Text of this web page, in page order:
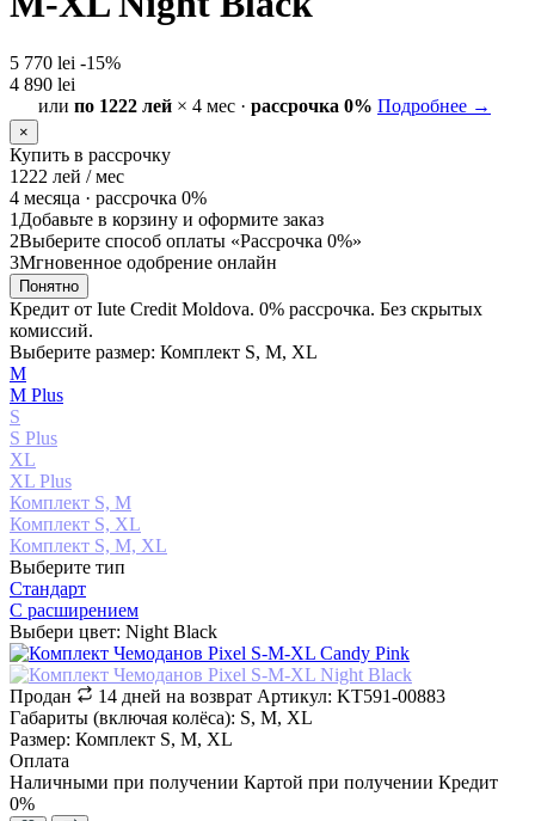
5 770 lei -15%
4 890 lei
или по 1222 лей × 4 мес · рассрочка 0% Подробнее →
×
Купить в рассрочку
1222 лей / мес
4 месяца · рассрочка 0%
1 Добавьте в корзину и оформите заказ
2Выберите способ оплаты «Рассрочка 0%»
3Мгновенное одобрение онлайн
Понятно
Кредит от Iute Credit Moldova. 0% рассрочка. Без скрытых
комиссий.
Выберите размер: Комплект S, M, XL
М
М Plus
S
S Plus
XL
XL Plus
Комплект S, M
Комплект S, XL
Комплект S, M, XL
Выберите тип
Стандарт
С расширением
Выбери цвет: Night Black
Продан 14 дней на возврат Артикул: KT591-00883
Габариты (включая колёса): S, M, XL
Размер: Комплект S, M, XL
Оплата
Наличными при получении Картой при получении Кредит
0%